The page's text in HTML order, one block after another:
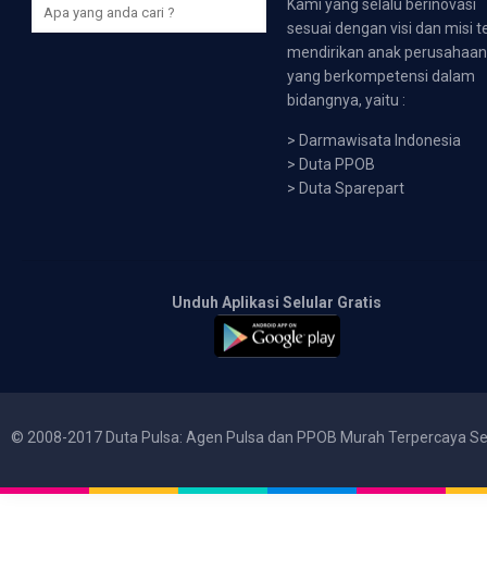
Kami yang selalu berinovasi
sesuai dengan visi dan misi
mendirikan anak perusahaan
yang berkompetensi dalam
bidangnya, yaitu :
> Darmawisata Indonesia
> Duta PPOB
> Duta Sparepart
Unduh Aplikasi Selular Gratis
© 2008-2017 Duta Pulsa: Agen Pulsa dan PPOB Murah Terpercaya